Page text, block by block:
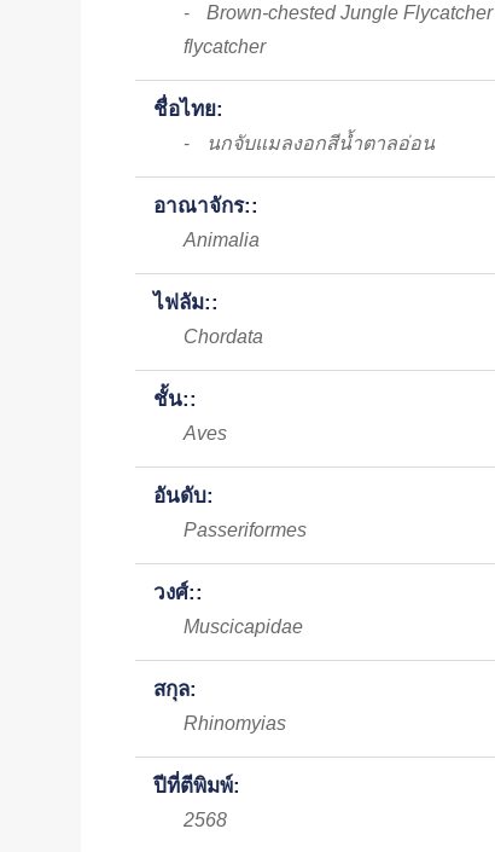
- Brown-chested Jungle Flycatcher
flycatcher
ชื่อไทย:
- นกจับแมลงอกสีน้ำตาลอ่อน
อาณาจักร::
Animalia
ไฟลัม::
Chordata
ชั้น::
Aves
อันดับ:
Passeriformes
วงศ์::
Muscicapidae
สกุล:
Rhinomyias
ปีที่ตีพิมพ์:
2568